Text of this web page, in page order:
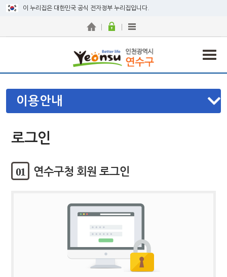
이 누리집은 대한민국 공식 전자정부 누리집입니다.
이용안내
로그인
01 연수구청 회원 로그인